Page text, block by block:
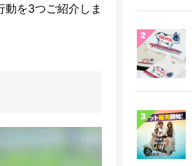
を3つご紹介しま